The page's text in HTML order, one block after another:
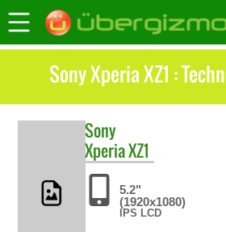
Sony Xperia XZ1 :
Sony
Xperia XZ1
5.2"
(1920x1080)
IPS LCD